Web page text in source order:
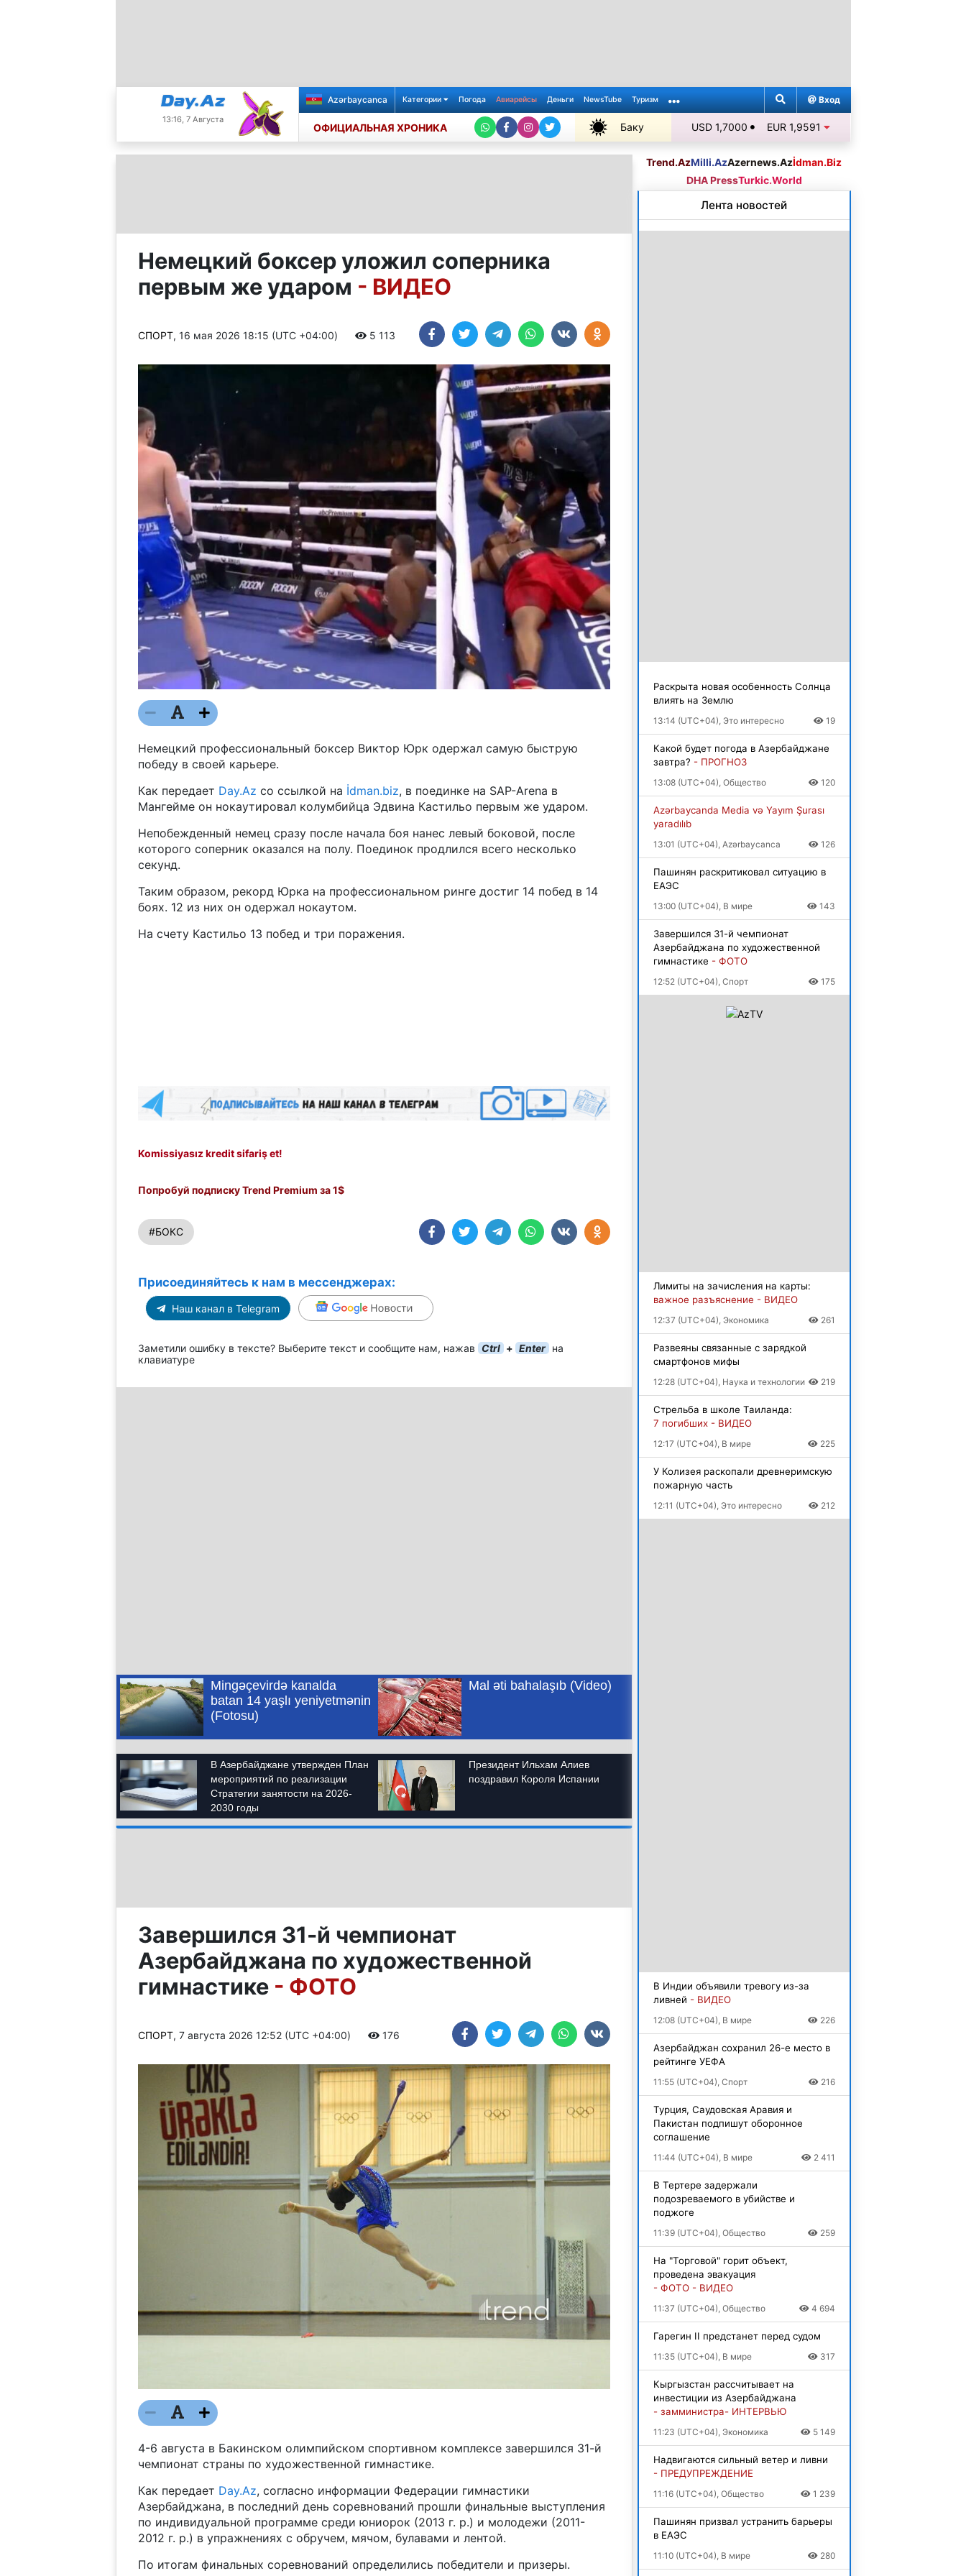
13:16, 7 Августа
Azərbaycanca Категории Погода Авиарейсы Деньги NewsTube Туризм Вход
ОФИЦИАЛЬНАЯ ХРОНИКА Баку
+31℃
USD 1,7000 EUR 1,9591
Немецкий боксер уложил соперника
первым же ударом - ВИДЕО
СПОРТ, 16 мая 2026 18:15 (UTC +04:00) 5 113
Немецкий профессиональный боксер Виктор Юрк одержал самую быструю
победу в своей карьере.
Как передает Day.Az со ссылкой на İdman.biz, в поединке на SAP-Arena в
Мангейме он нокаутировал колумбийца Эдвина Кастильо первым же ударом.
Непобежденный немец сразу после начала боя нанес левый боковой, после
которого соперник оказался на полу. Поединок продлился всего несколько
секунд.
Таким образом, рекорд Юрка на профессиональном ринге достиг 14 побед в 14
боях. 12 из них он одержал нокаутом.
На счету Кастильо 13 побед и три поражения.
Komissiyasız kredit sifariş et!
Попробуй подписку Trend Premium за 1$
#БОКС
Присоединяйтесь к нам в мессенджерах:
Наш канал в Telegram
Заметили ошибку в тексте? Выберите текст и сообщите нам, нажав Ctrl + Enter на
клавиатуре
Завершился 31-й чемпионат
Азербайджана по художественной
гимнастике - ФОТО
СПОРТ, 7 августа 2026 12:52 (UTC +04:00) 176
4-6 августа в Бакинском олимпийском спортивном комплексе завершился 31-й
чемпионат страны по художественной гимнастике.
Как передает Day.Az, согласно информации Федерации гимнастики
Азербайджана, в последний день соревнований прошли финальные выступления
по индивидуальной программе среди юниорок (2013 г. р.) и молодежи (2011-
2012 г. р.) в упражнениях с обручем, мячом, булавами и лентой.
По итогам финальных соревнований определились победители и призеры.
Trend.AzMilli.AzAzernews.Azİdman.Biz
DHA PressTurkic.World
Лента новостей
Раскрыта новая особенность Солнца
влиять на Землю
13:14 (UTC+04), Это интересно 19
Какой будет погода в Азербайджане
завтра? - ПРОГНОЗ
13:08 (UTC+04), Общество 120
Azərbaycanda Media və Yayım Şurası
yaradılıb
13:01 (UTC+04), Azərbaycanca 126
Пашинян раскритиковал ситуацию в
ЕАЭС
13:00 (UTC+04), В мире 143
Завершился 31-й чемпионат
Азербайджана по художественной
гимнастике - ФОТО
12:52 (UTC+04), Спорт 175
Лимиты на зачисления на карты:
важное разъяснение - ВИДЕО
12:37 (UTC+04), Экономика 261
Развеяны связанные с зарядкой
смартфонов мифы
12:28 (UTC+04), Наука и технологии 219
Стрельба в школе Таиланда:
7 погибших - ВИДЕО
12:17 (UTC+04), В мире 225
У Колизея раскопали древнеримскую
пожарную часть
12:11 (UTC+04), Это интересно 212
В Индии объявили тревогу из-за
ливней - ВИДЕО
12:08 (UTC+04), В мире 226
Азербайджан сохранил 26-е место в
рейтинге УЕФА
11:55 (UTC+04), Спорт 216
Турция, Саудовская Аравия и
Пакистан подпишут оборонное
соглашение
11:44 (UTC+04), В мире 2 411
В Тертере задержали
подозреваемого в убийстве и
поджоге
11:39 (UTC+04), Общество 259
На "Торговой" горит объект,
проведена эвакуация
- ФОТО - ВИДЕО
11:37 (UTC+04), Общество 4 694
Гарегин II предстанет перед судом
11:35 (UTC+04), В мире 317
Кыргызстан рассчитывает на
инвестиции из Азербайджана
- замминистра- ИНТЕРВЬЮ
11:23 (UTC+04), Экономика 5 149
Надвигаются сильный ветер и ливни
- ПРЕДУПРЕЖДЕНИЕ
11:16 (UTC+04), Общество 1 239
Пашинян призвал устранить барьеры
в ЕАЭС
11:10 (UTC+04), В мире 280